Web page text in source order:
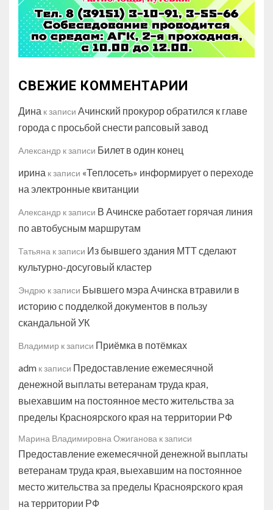
СВЕЖИЕ КОММЕНТАРИИ
Дина к записи Ачинский прокурор обратился к главе
города с просьбой снести рапсовый завод
Александр к записи Билет в один конец
ирина к записи «Теплосеть» информирует о переходе
на электронные квитанции
Александр к записи В Ачинске работает горячая линия
по автобусным маршрутам
Татьяна к записи Из бывшего здания МТТ сделают
культурно-досуговый кластер
Эндрю к записи Бывшего мэра Ачинска втравили в
историю с подделкой документов в пользу
скандальной УК
Владимир к записи Приёмка в потёмках
adm к записи Предоставление ежемесячной
денежной выплаты ветеранам труда края,
выехавшим на постоянное место жительства за
пределы Красноярского края на территории РФ
Марина Владимировна Ожиганова к записи
Предоставление ежемесячной денежной выплаты
ветеранам труда края, выехавшим на постоянное
место жительства за пределы Красноярского края
на территории РФ